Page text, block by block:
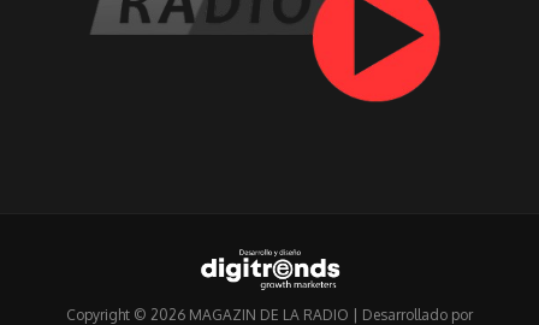
Copyright © 2026 MAGAZIN DE LA RADIO | Desarrollado por